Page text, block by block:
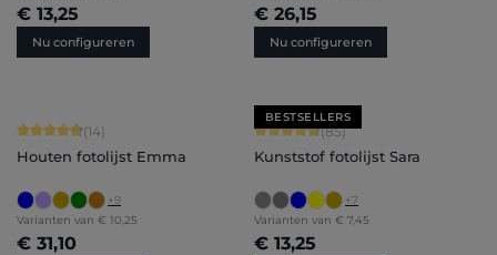
€ 13,25
Nu configureren
€ 26,15
Nu configureren
Gemiddelde waardering van 4.86 van 5 sterren
(14)
Houten fotolijst Emma
+9
Varianten van € 10,25
€ 31,10
BESTSELLERS
Gemiddelde waardering van 4.71
(85)
Kunststof fotolijst Sara
+7
Varianten van € 7,45
€ 13,25